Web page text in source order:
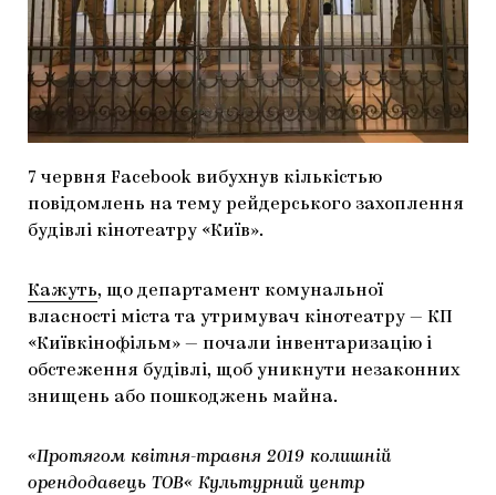
МАРІУПОЛЬСЬКІ МАРГІНАЛІЇ
ДОСЛІДНИЦЬКА ПЛАТФОРМА
ЗАПАЛЕННЯ
7 червня Facebook вибухнув кількістью
повідомлень на тему рейдерського захоплення
будівлі кінотеатру «Київ».
Кажуть, що департамент комунальної
власності міста та утримувач кінотеатру — КП
«Київкінофільм» — почали інвентаризацію і
обстеження будівлі, щоб уникнути незаконних
знищень або пошкоджень майна.
«Протягом квітня-травня 2019 колишній
орендодавець ТОВ« Культурний центр